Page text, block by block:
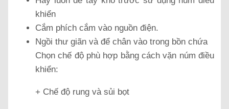
khiển
Cắm phích cắm vào nguồn điện.
Ngồi thư giãn và để chân vào trong bồn chứa
Chọn chế độ phù hợp bằng cách vặn núm điều
khiển:
+ Chế độ rung và sủi bọt